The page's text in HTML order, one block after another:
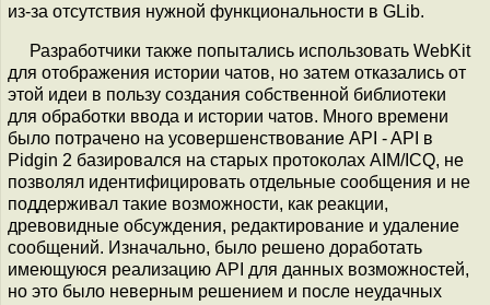
из-за отсутствия нужной функциональности в GLib.
Разработчики также попытались использовать WebKit
для отображения истории чатов, но затем отказались от
этой идеи в пользу создания собственной библиотеки
для обработки ввода и истории чатов. Много времени
было потрачено на усовершенствование API - API в
Pidgin 2 базировался на старых протоколах AIM/ICQ, не
позволял идентифицировать отдельные сообщения и не
поддерживал такие возможности, как реакции,
древовидные обсуждения, редактирование и удаление
сообщений. Изначально, было решено доработать
имеющуюся реализацию API для данных возможностей,
но это было неверным решением и после неудачных